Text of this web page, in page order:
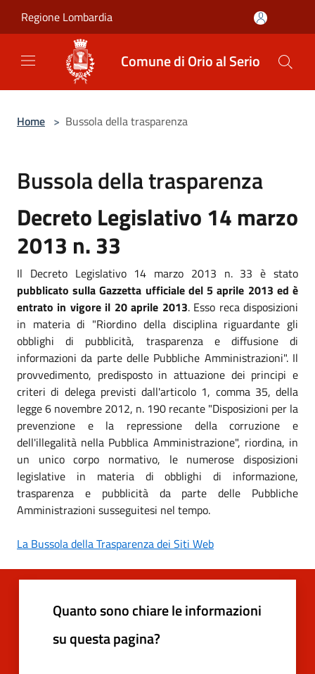
Regione Lombardia
Comune di Orio al Serio
Home > Bussola della trasparenza
Bussola della trasparenza
Decreto Legislativo 14 marzo
2013 n. 33
Il Decreto Legislativo 14 marzo 2013 n. 33 è stato
pubblicato sulla Gazzetta ufficiale del 5 aprile 2013 ed è
entrato in vigore il 20 aprile 2013. Esso reca disposizioni
in materia di "Riordino della disciplina riguardante gli
obblighi di pubblicità, trasparenza e diffusione di
informazioni da parte delle Pubbliche Amministrazioni". Il
provvedimento, predisposto in attuazione dei principi e
criteri di delega previsti dall'articolo 1, comma 35, della
legge 6 novembre 2012, n. 190 recante "Disposizioni per la
prevenzione e la repressione della corruzione e
dell'illegalità nella Pubblica Amministrazione", riordina, in
un unico corpo normativo, le numerose disposizioni
legislative in materia di obblighi di informazione,
trasparenza e pubblicità da parte delle Pubbliche
Amministrazioni susseguitesi nel tempo.
La Bussola della Trasparenza dei Siti Web
Quanto sono chiare le informazioni
su questa pagina?